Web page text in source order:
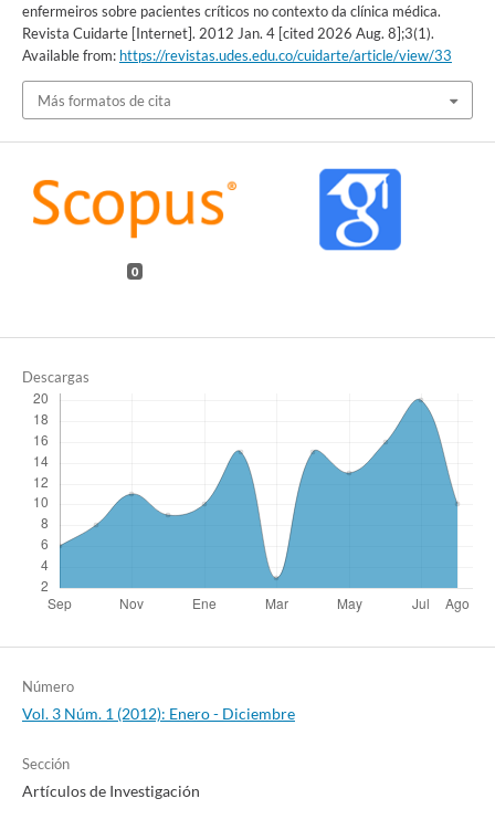
enfermeiros sobre pacientes críticos no contexto da clínica médica.
Revista Cuidarte [Internet]. 2012 Jan. 4 [cited 2026 Aug. 8];3(1).
Available from: https://revistas.udes.edu.co/cuidarte/article/view/33
Más formatos de cita
0
Descargas
Número
Vol. 3 Núm. 1 (2012): Enero - Diciembre
Sección
Artículos de Investigación